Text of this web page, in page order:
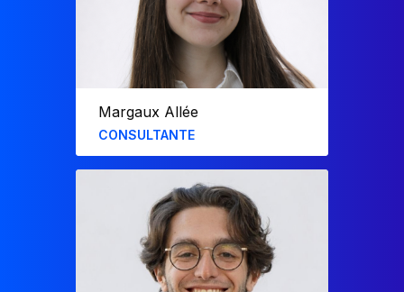
Margaux Allée
CONSULTANTE
stage en 2024.
Elle a développé des rapports interactifs
pour L’Oréal et Camusat et contribue à la
maintenance d’outils pour Shiseido. Elle
participe également au développement de
nos solutions intégrées grâce à ses
compétences en React et Python.